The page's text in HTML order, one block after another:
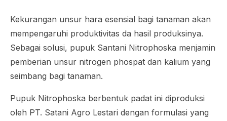
Kekurangan unsur hara esensial bagi tanaman akan
mempengaruhi produktivitas da hasil produksinya.
Sebagai solusi, pupuk Santani Nitrophoska menjamin
pemberian unsur nitrogen phospat dan kalium yang
seimbang bagi tanaman.
Pupuk Nitrophoska berbentuk padat ini diproduksi
oleh PT. Satani Agro Lestari dengan formulasi yang